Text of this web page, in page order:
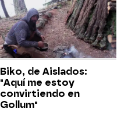
Biko, de Aislados:
"Aquí me estoy
convirtiendo en
Gollum"